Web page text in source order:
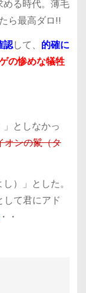
る時代。 薄毛
ら最高ダロ!!
認して、 的確に
の惨めな犠牲
としなかっ
オンの鬣（タ
）」とした。
して君にアド
・